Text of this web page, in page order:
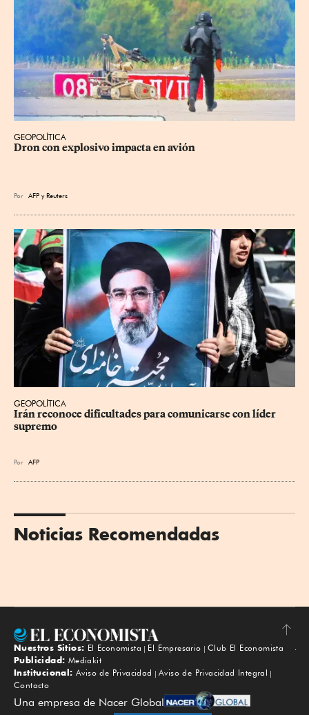
GEOPOLÍTICA
Dron con explosivo impacta en avión
Por AFP yReuters
GEOPOLÍTICA
Irán reconoce dificultades para comunicarse con líder
supremo
Por AFP
Noticias Recomendadas
Subir
Nuestros Sitios: El Economista El Empresario
Club El Economista
Publicidad: Mediakit
Institucional: Aviso de Privacidad
Aviso de Privacidad Integral
Contacto
Una empresa de Nacer Global